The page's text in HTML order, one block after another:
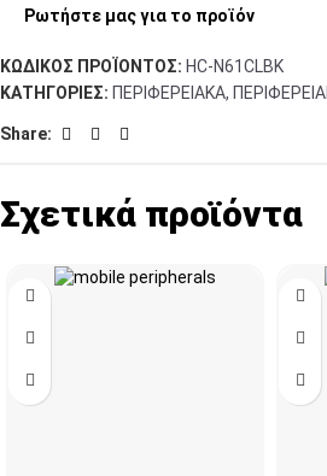
Ρωτήστε μας για το προϊόν
ΚΩΔΙΚΌΣ ΠΡΟΪΌΝΤΟΣ: HC-N61CLBK
ΚΑΤΗΓΟΡΊΕΣ: ΠΕΡΙΦΕΡΕΙΑΚΑ,
Share:
Σχετικά προϊόντα